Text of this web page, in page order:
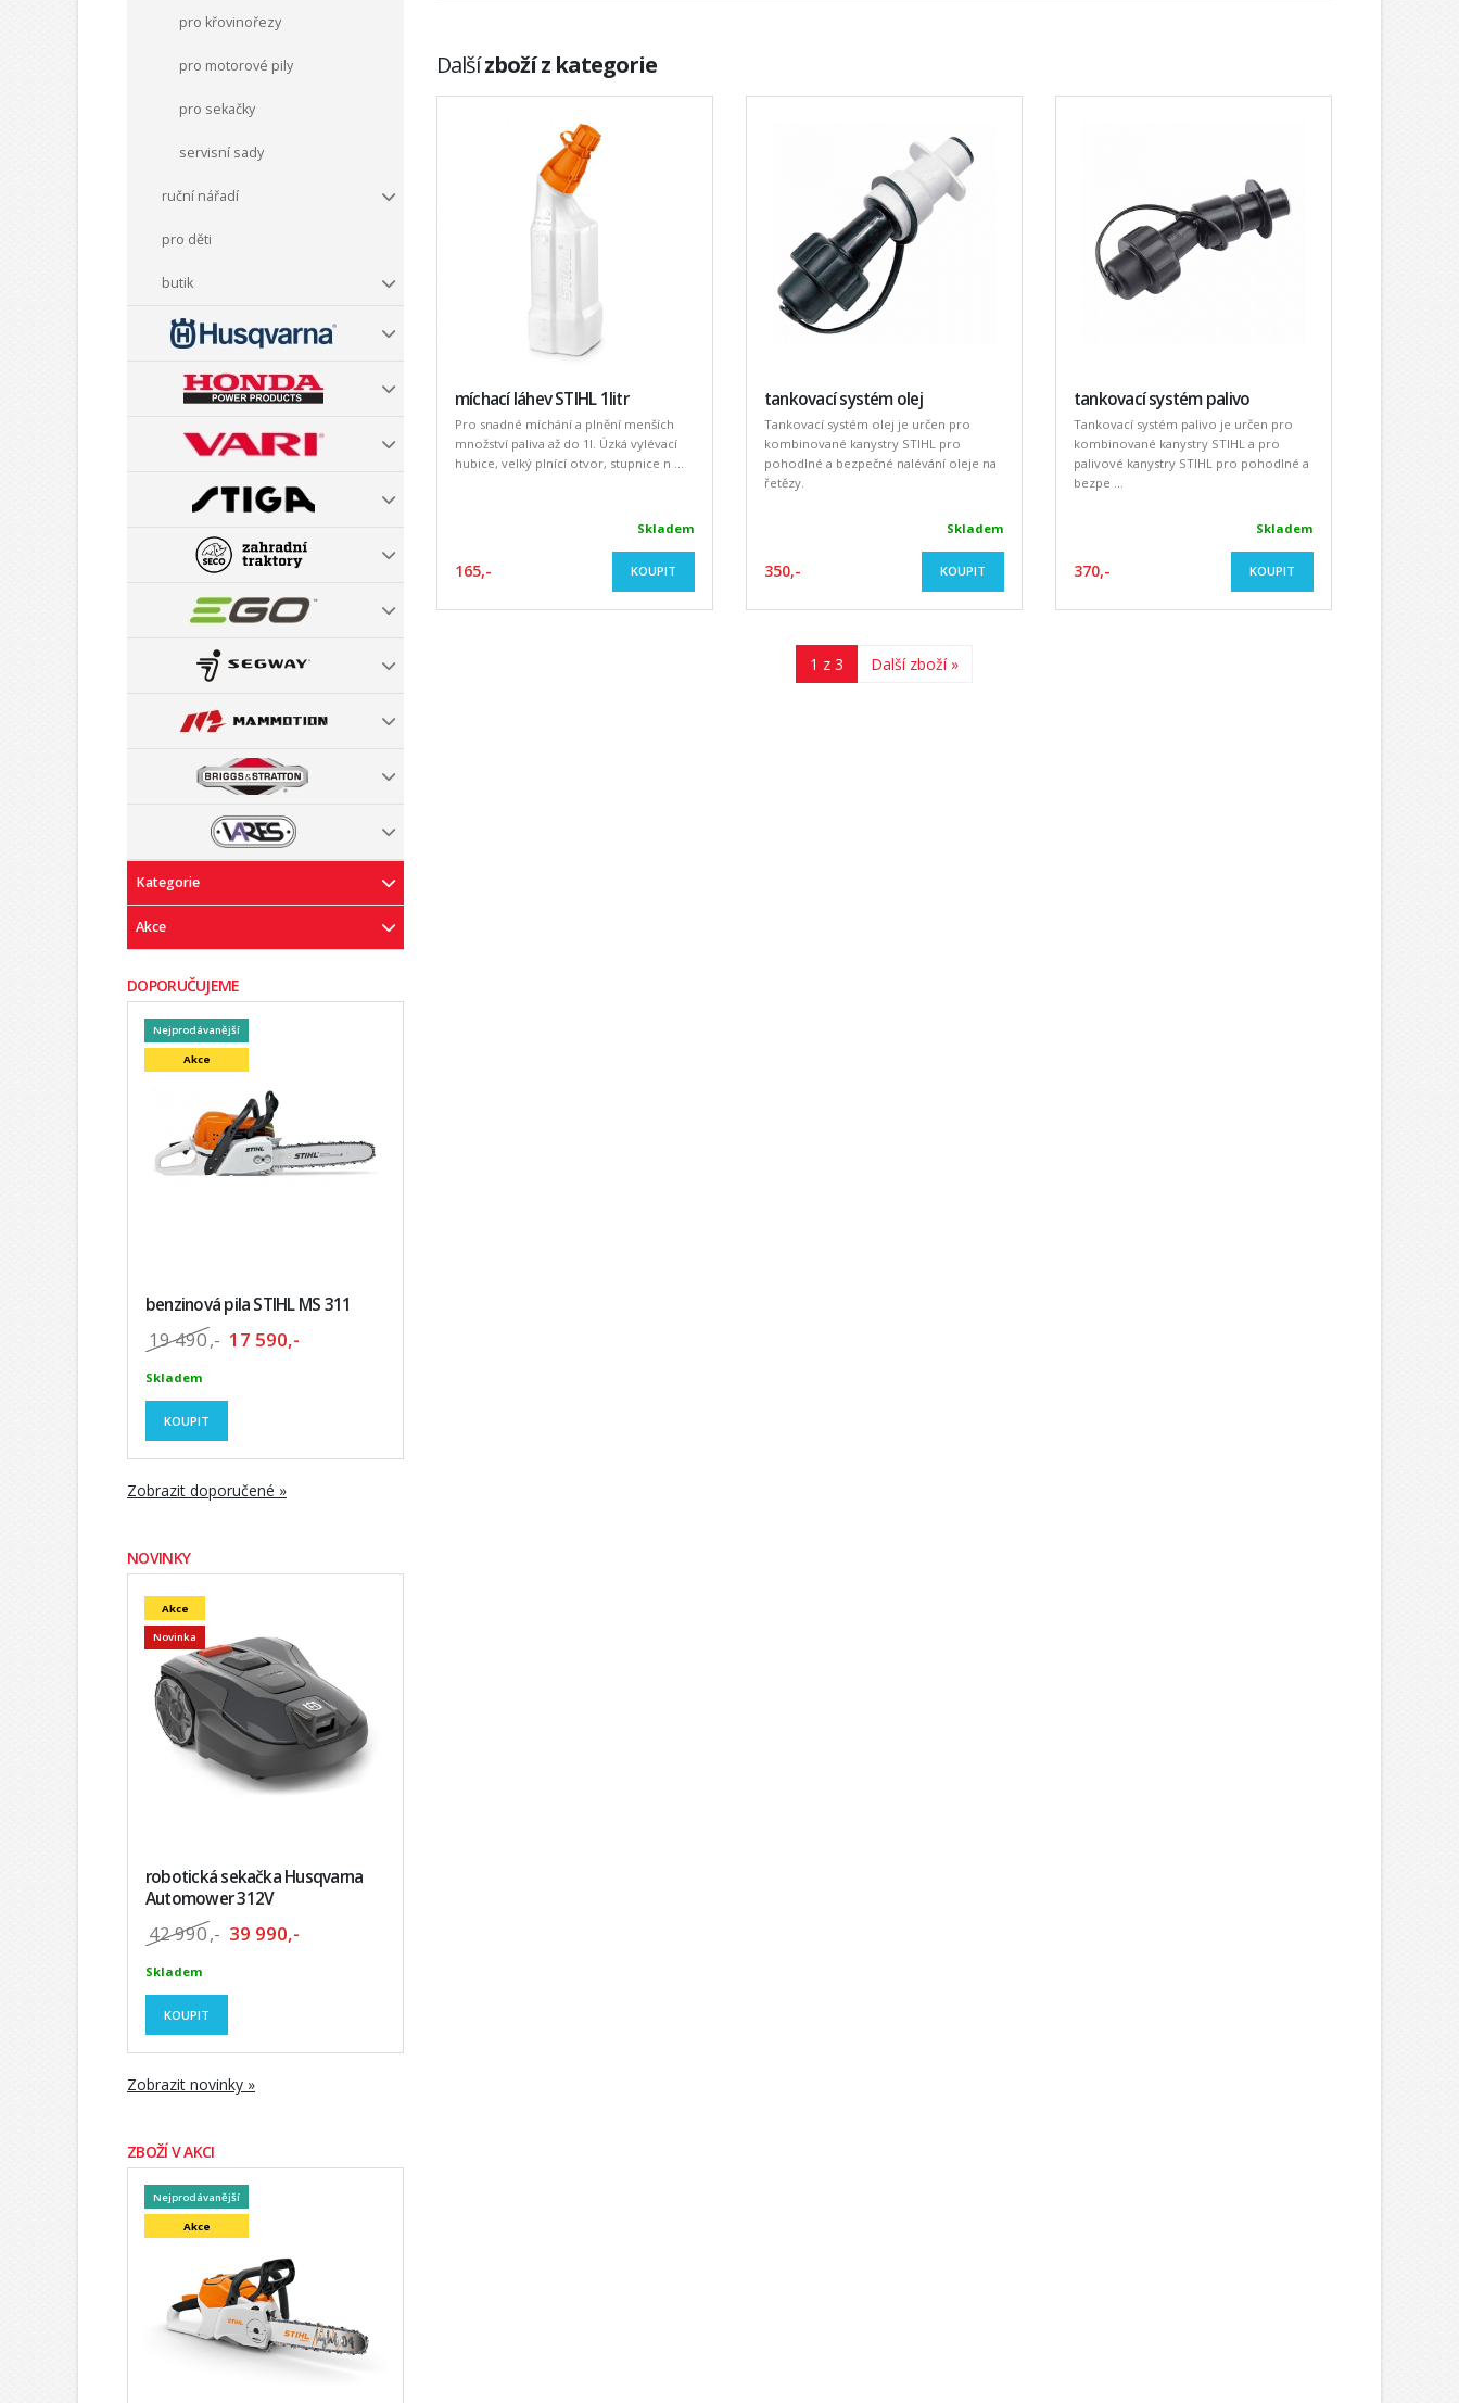
pro křovinořezy
pro motorové pily
pro sekačky
servisní sady
ruční nářadí
pro děti
butik
Kategorie
Akce
DOPORUČUJEME
Nejprodávanější
Akce
benzinová pila STIHL MS 311
19 490,- 17 590,-
Skladem
KOUPIT
Zobrazit doporučené »
NOVINKY
Akce
Novinka
robotická sekačka Husqvarna
Automower 312V
42 990,- 39 990,-
Skladem
KOUPIT
Zobrazit novinky »
ZBOŽÍ V AKCI
Nejprodávanější
Akce
Dalšízboží z kategorie
míchací láhev STIHL 1litr
Pro snadné míchání a plnění menších
množství paliva až do 1l. Úzká vylévací
hubice, velký plnící otvor, stupnice n ...
Skladem
165,- KOUPIT
tankovací systém olej
Tankovací systém olej je určen pro
kombinované kanystry STIHL pro
pohodlné a bezpečné nalévání oleje na
řetězy.
Skladem
350,- KOUPIT
tankovací systém palivo
Tankovací systém palivo je určen pro
kombinované kanystry STIHL a pro
palivové kanystry STIHL pro pohodlné a
bezpe ...
Skladem
370,- KOUPIT
1 z 3 Další zboží »